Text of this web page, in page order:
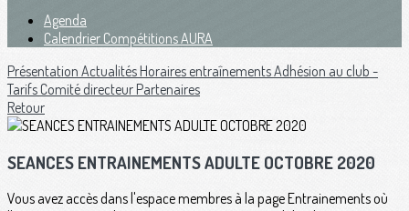
Agenda
Calendrier Compétitions AURA
Présentation ActualitésHoraires entraînementsAdhésion au club -
TarifsComité directeur Partenaires
Retour
SEANCES ENTRAINEMENTS ADULTE OCTOBRE 2020
Vous avez accès dans l'espace membres à la page Entrainements où